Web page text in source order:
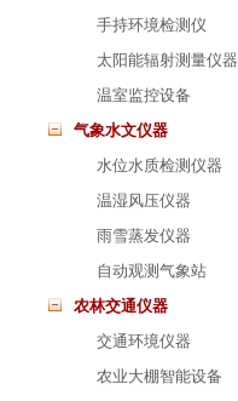
手持环境检测仪
太阳能辐射测量仪器
温室监控设备
气象水文仪器
水位水质检测仪器
温湿风压仪器
雨雪蒸发仪器
自动观测气象站
农林交通仪器
交通环境仪器
农业大棚智能设备